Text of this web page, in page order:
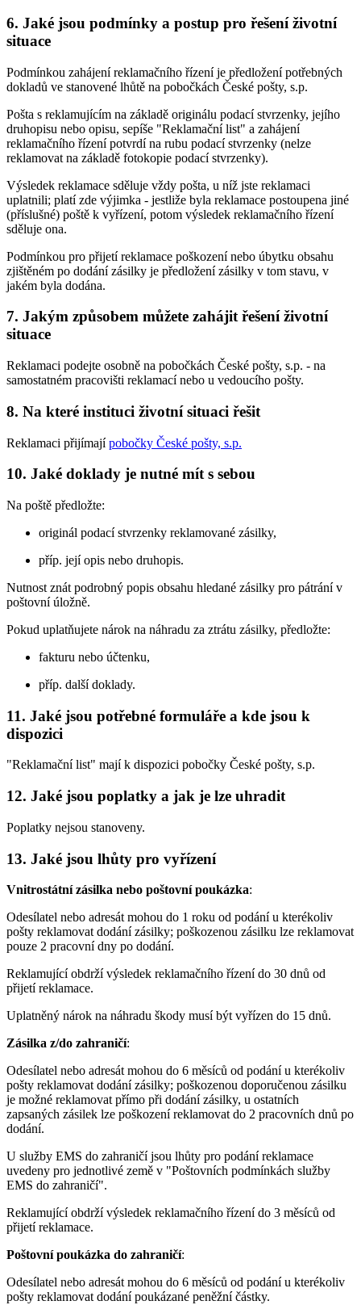
6. Jaké jsou podmínky a postup pro řešení životní
situace
Podmínkou zahájení reklamačního řízení je předložení potřebných
dokladů ve stanovené lhůtě na pobočkách České pošty, s.p.
Pošta s reklamujícím na základě originálu podací stvrzenky, jejího
druhopisu nebo opisu, sepíše "Reklamační list" a zahájení
reklamačního řízení potvrdí na rubu podací stvrzenky (nelze
reklamovat na základě fotokopie podací stvrzenky).
Výsledek reklamace sděluje vždy pošta, u níž jste reklamaci
uplatnili; platí zde výjimka - jestliže byla reklamace postoupena jiné
(příslušné) poště k vyřízení, potom výsledek reklamačního řízení
sděluje ona.
Podmínkou pro přijetí reklamace poškození nebo úbytku obsahu
zjištěném po dodání zásilky je předložení zásilky v tom stavu, v
jakém byla dodána.
7. Jakým způsobem můžete zahájit řešení životní
situace
Reklamaci podejte osobně na pobočkách České pošty, s.p. - na
samostatném pracovišti reklamací nebo u vedoucího pošty.
8. Na které instituci životní situaci řešit
Reklamaci přijímajípobočky České pošty, s.p.
10. Jaké doklady je nutné mít s sebou
Na poště předložte:
originál podací stvrzenky reklamované zásilky,
příp. její opis nebo druhopis.
Nutnost znát podrobný popis obsahu hledané zásilky pro pátrání v
poštovní úložně.
Pokud uplatňujete nárok na náhradu za ztrátu zásilky, předložte:
fakturu nebo účtenku,
příp. další doklady.
11. Jaké jsou potřebné formuláře a kde jsou k
dispozici
"Reklamační list" mají k dispozici pobočky České pošty, s.p.
12. Jaké jsou poplatky a jak je lze uhradit
Poplatky nejsou stanoveny.
13. Jaké jsou lhůty pro vyřízení
Vnitrostátní zásilka nebo poštovní poukázka:
Odesílatel nebo adresát mohou do 1 roku od podání u kterékoliv
pošty reklamovat dodání zásilky; poškozenou zásilku lze reklamovat
pouze 2 pracovní dny po dodání.
Reklamující obdrží výsledek reklamačního řízení do 30 dnů od
přijetí reklamace.
Uplatněný nárok na náhradu škody musí být vyřízen do 15 dnů.
Zásilka z/do zahraničí:
Odesílatel nebo adresát mohou do 6 měsíců od podání u kterékoliv
pošty reklamovat dodání zásilky; poškozenou doporučenou zásilku
je možné reklamovat přímo při dodání zásilky, u ostatních
zapsaných zásilek lze poškození reklamovat do 2 pracovních dnů po
dodání.
U služby EMS do zahraničí jsou lhůty pro podání reklamace
uvedeny pro jednotlivé země v "Poštovních podmínkách služby
EMS do zahraničí".
Reklamující obdrží výsledek reklamačního řízení do 3 měsíců od
přijetí reklamace.
Poštovní poukázka do zahraničí:
Odesílatel nebo adresát mohou do 6 měsíců od podání u kterékoliv
pošty reklamovat dodání poukázané peněžní částky.